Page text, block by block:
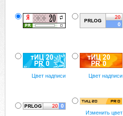
Цвет надписи Цвет надписи
Изменить цвет